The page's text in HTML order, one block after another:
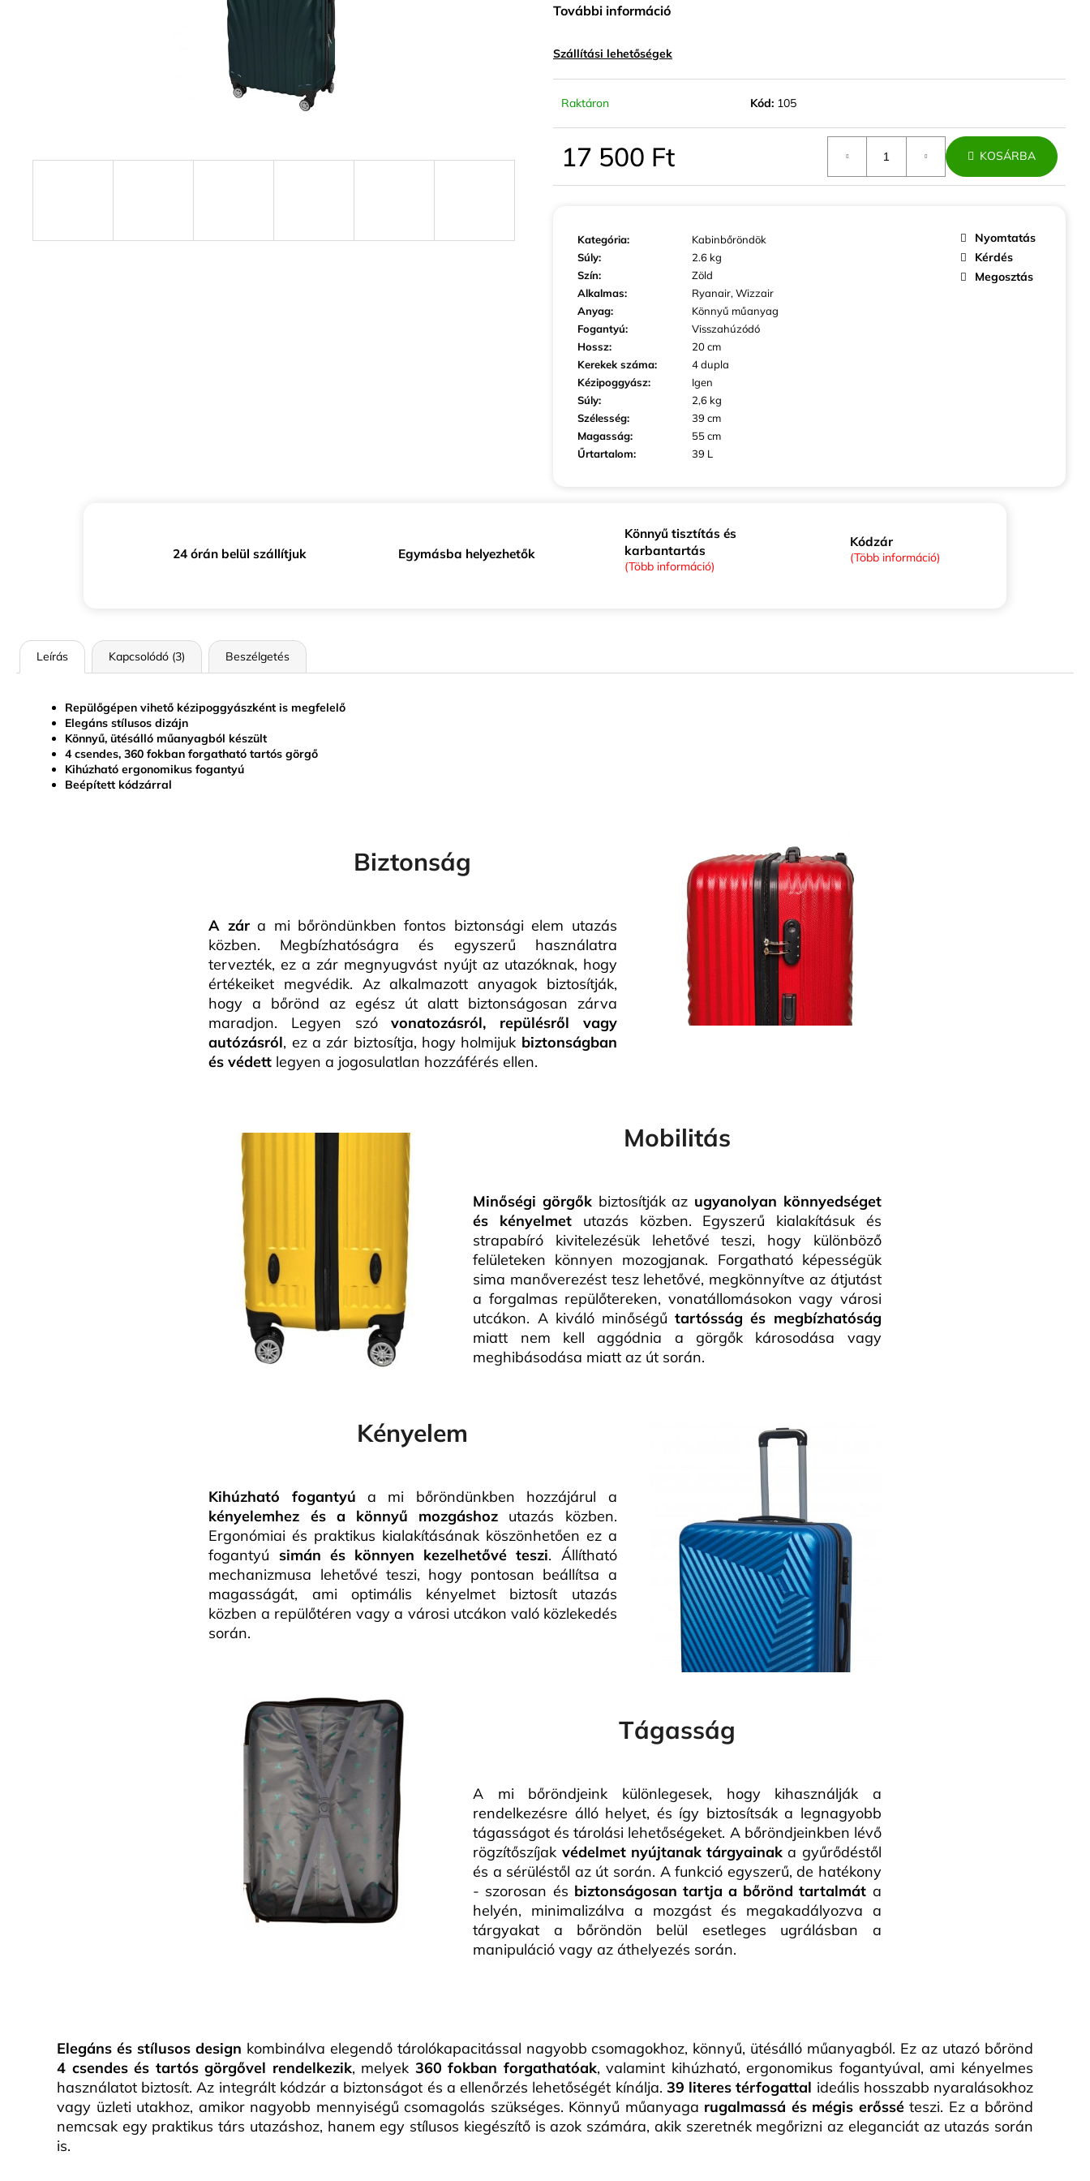
További információ
Szállítási lehetőségek
Raktáron Kód: 105
17 500 Ft KOSÁRBA
Kategória:
Kabinbőröndök
Súly:
2.6 kg
Szín:
Zöld
Alkalmas:
Ryanair, Wizzair
Anyag:
Könnyű műanyag
Fogantyú:
Visszahúzódó
Hossz:
20 cm
Kerekek száma:
4 dupla
Kézipoggyász:
Igen
Súly:
2,6 kg
Szélesség:
39 cm
Magasság:
55 cm
Űrtartalom: 39 L
Nyomtatás
Kérdés
Megosztás
24 órán belül szállítjuk Egymásba helyezhetők
Könnyű tisztítás és
karbantartás
(Több információ)
Kódzár
(Több információ)
Leírás Kapcsolódó (3) Beszélgetés
Repülőgépen vihető kézipoggyászként is megfelelő
Elegáns stílusos dizájn
Könnyű, ütésálló műanyagból készült
4 csendes, 360 fokban forgatható tartós görgő
Kihúzható ergonomikus fogantyú
Beépített kódzárral
Biztonság
A zára mi bőröndünkben fontos biztonsági elem utazás
közben. Megbízhatóságra és egyszerű használatra
tervezték, ez a zár megnyugvást nyújt az utazóknak, hogy
értékeiket megvédik. Az alkalmazott anyagok biztosítják,
hogy a bőrönd az egész út alatt biztonságosan zárva
maradjon. Legyen szóvonatozásról, repülésről vagy
autózásról, ez a zár biztosítja, hogy holmijuk biztonságban
és védett legyen a jogosulatlan hozzáférés ellen.
Mobilitás
Minőségi görgők biztosítják az ugyanolyan könnyedséget
és kényelmet utazás közben. Egyszerű kialakításuk és
strapabíró kivitelezésük lehetővé teszi, hogy különböző
felületeken könnyen mozogjanak. Forgatható képességük
sima manőverezést tesz lehetővé, megkönnyítve az átjutást
a forgalmas repülőtereken, vonatállomásokon vagy városi
utcákon. A kiváló minőségűtartósság és megbízhatóság
miatt nem kell aggódnia a görgők károsodása vagy
meghibásodása miatt az út során.
Kényelem
Kihúzható fogantyú a mi bőröndünkben hozzájárul a
kényelemhez és a könnyű mozgáshoz utazás közben.
Ergonómiai és praktikus kialakításának köszönhetően ez a
fogantyú simán és könnyen kezelhetővé teszi. Állítható
mechanizmusa lehetővé teszi, hogy pontosan beállítsa a
magasságát, ami optimális kényelmet biztosít utazás
közben a repülőtéren vagy a városi utcákon való közlekedés
során.
Tágasság
A mi bőröndjeink különlegesek, hogy kihasználják a
rendelkezésre álló helyet, és így biztosítsák a legnagyobb
tágasságot és tárolási lehetőségeket. A bőröndjeinkben lévő
rögzítőszíjak védelmet nyújtanak tárgyainak a gyűrődéstől
és a sérüléstől az út során. A funkció egyszerű, de hatékony
- szorosan és biztonságosan tartja a bőrönd tartalmát a
helyén, minimalizálva a mozgást és megakadályozva a
tárgyakat a bőröndön belül esetleges ugrálásban a
manipuláció vagy az áthelyezés során.
Elegáns és stílusos design kombinálva elegendő tárolókapacitással nagyobb csomagokhoz, könnyű, ütésálló műanyagból. Ez az utazó bőrönd
4 csendes és tartós görgővel rendelkezik, melyek 360 fokban forgathatóak, valamint kihúzható, ergonomikus fogantyúval, ami kényelmes
használatot biztosít. Az integrált kódzár a biztonságot és a ellenőrzés lehetőségét kínálja. 39 literes térfogattal ideális hosszabb nyaralásokhoz
vagy üzleti utakhoz, amikor nagyobb mennyiségű csomagolás szükséges. Könnyű műanyaga rugalmassá és mégis erősséteszi. Ez a bőrönd
nemcsak egy praktikus társ utazáshoz, hanem egy stílusos kiegészítő is azok számára, akik szeretnék megőrizni az eleganciát az utazás során
is.
KIS MÉRETŰ KABINBŐRÖND ZÖLD
KIS MÉRETŰ KABINBŐRÖND SZÜRKE
KIS MÉRETŰ KABINBŐRÖND EZÜST
SZÍNBEN EXKLUZÍV